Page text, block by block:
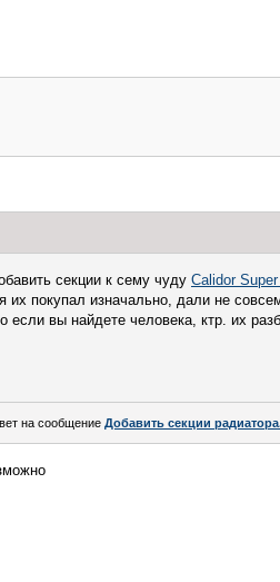
секции к сему чуду Calidor
их покупал изначально, дали не
если вы найдете человека, ктр. их
на сообщение Добавить секции